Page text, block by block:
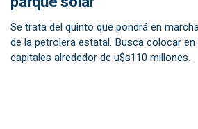
Se trata del quinto que pondrá en
de la petrolera estatal. Busca colocar
capitales alrededor de u$s110 millones.